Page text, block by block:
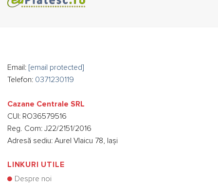
Email: [email protected]
Telefon: 0371230119
Cazane Centrale SRL
CUI: RO36579516
Reg. Com: J22/2151/2016
Adresă sediu: Aurel Vlaicu 78, Iași
LINKURI UTILE
Despre noi